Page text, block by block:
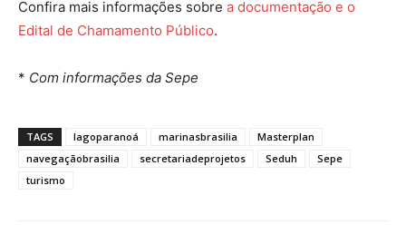
Confira mais informações sobre a documentação e o
Edital de Chamamento Público.
* Com informações da Sepe
TAGS lagoparanoá marinasbrasilia
Masterplan
navegaçãobrasilia
secretariadeprojetos Seduh
Sepe
turismo